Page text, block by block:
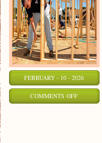
FEBRUARY - 10 - 2026
COMMENTS OFFON